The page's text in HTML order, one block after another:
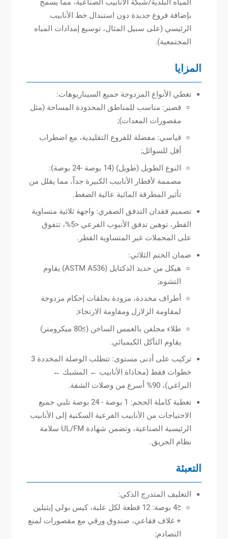
المياه البلدية/شبكة الأنابيب الصناعية، مما يسمح
بإضافة فروع جديدة دون استبدال خط الأنابيب
الرئيسي (على سبيل المثال، توسيع إمدادات المياه
المجتمعية).
المزايا
تغطي الأنواع المزدوجة جميع السيناريوهات:
قصير: مناسب للمناطق المحدودة المساحة (مثل
مقصورات المعدات);
قياسي: مفضلة للفروع التقليدية، مع اضطراب
أقل للسوائل;
النوع الطويل (طويل) (14 بوصة -24 بوصة):
مصممة لأقطار الأنابيب الكبيرة جداً، مما يقلل من
تأثير المطرقة المائية عالية الضغط.
تصميم فقدان التدفق الصفري: واجهة ثلاثية متساوية
القطر، توهين تدفق الأنبوب الفرعي <5%، تتفوق
على المحملات غير المتساوية القطر.
ضمان الختم الثلاثي:
هيكل من حديد الدكتايل (ASTM A536) يقاوم
التشوه;
أطراف مخددة، مزودة بحلقات إحكام مزدوجة
لمقاومة الزلازل ومقاومة الارتخاء;
طلاء مجلفن بالغمس الساخن (≥80 ميكرومتر)
يقاوم التآكل الكيميائي.
تركيب على أدنى مستوى: تتطلب الوصلة المخددة 3
خطوات فقط (محاذاة الأنابيب ← المشبك ←
البراغي)، 90% أسرع من وصلات الشفة.
تغطية كاملة الحجم: 1 بوصة - 24 بوصة تلبي جميع
الاحتياجات من الأنابيب الفرعية السكنية إلى الأنابيب
الرئيسية الصناعية، وتضمن شهادة UL/FM سلامة
نظام الحريق.
التعبئة
التغليف المتدرج الذكي:
≤4 بوصة: 12 قطعة لكل علبة، كيس بولي إيثيلين
+ غلاف فقاعي، صندوق ورقي مع مقصورات لمنع
التصادم;